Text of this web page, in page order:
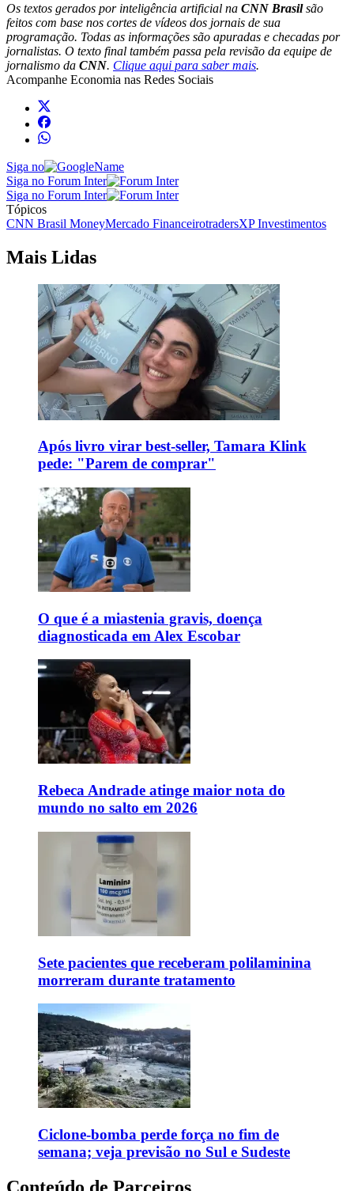
Os textos gerados por inteligência artificial na CNN Brasilsão
feitos com base nos cortes de vídeos dos jornais de sua
programação. Todas as informações são apuradas e checadas por
jornalistas. O texto final também passa pela revisão da equipe de
jornalismo da CNN. Clique aqui para saber mais.
Acompanhe Economia nas Redes Sociais
Siga no
Siga no Forum Inter
Siga no Forum Inter
Tópicos
CNN Brasil MoneyMercado FinanceirotradersXP Investimentos
Mais Lidas
Após livro virar best-seller, Tamara Klink
pede: "Parem de comprar"
O que é a miastenia gravis, doença
diagnosticada em Alex Escobar
Rebeca Andrade atinge maior nota do
mundo no salto em 2026
Sete pacientes que receberam polilaminina
morreram durante tratamento
Ciclone-bomba perde força no fim de
semana; veja previsão no Sul e Sudeste